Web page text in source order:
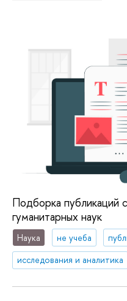
Подборка публикаций
гуманитарных наук
Наука не учеба
исследования и аналитика